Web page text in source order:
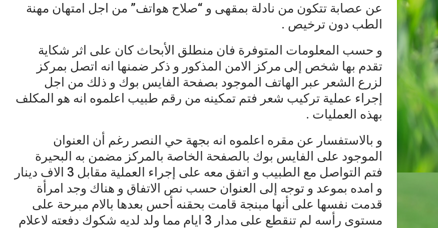
عن عصابة تتكون من نادلة بمقهى و “صلاح هواتف” من اجل امتهان مهنة
الطب دون ترخيص .
و حسب المعلومات المتوفرة فان منطلق الأبحاث كان على اثر شكاية
تقدم بها شخص إلى مركز الامن المذكور و ذكر ضمنها انه اتصل بمركز
لزرع الشعر عبر الهاتف الموجود بصفحة الفايس بوك و ذلك من اجل
إجراء عملية تركيب شعر فتم تمكينه من رقم طبيب اعلموه انه هو المكلف
بهذه العمليات .
و بالاستفسار عن مقره اعلموه انه بجهة حي النصر رغم أن العنوان
الموجود على الفايس بوك بالصفحة الخاصة بالمركز مضمن به البحيرة
فتم التواصل مع الطبيب و اتفق معه على إجراء العملية مقابل 3 الاف دينار
و امده بموعد و توجه إلى العنوان حسب نص الاتفاق و هناك وجد امرأة
قدمت نفسها على أنها مبنجة قامت بحقنه أحس بعدها بالام مبرحة على
مستوى رأسه لم تنقطع على مدار 3 ايام مما ولد لديه شكوك دفعته لاعلام